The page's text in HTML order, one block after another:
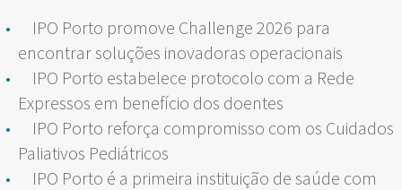
IPO Porto promove Challenge 2026 para
encontrar soluções inovadoras operacionais
IPO Porto estabelece protocolo com a Rede
Expressos em benefício dos doentes
IPO Porto reforça compromisso com os Cuidados
Paliativos Pediátricos
IPO Porto é a primeira instituição de saúde com